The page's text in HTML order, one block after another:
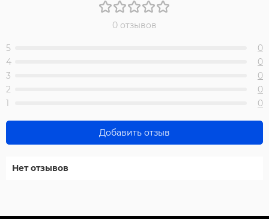
0 отзывов
5
0
4
0
3
0
2
0
1
0
Добавить отзыв
Нет отзывов